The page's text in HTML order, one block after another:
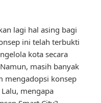
lagi hal asing bagi
ini telah terbukti
kota secara
masih banyak
mengadopsi konsep
mengapa